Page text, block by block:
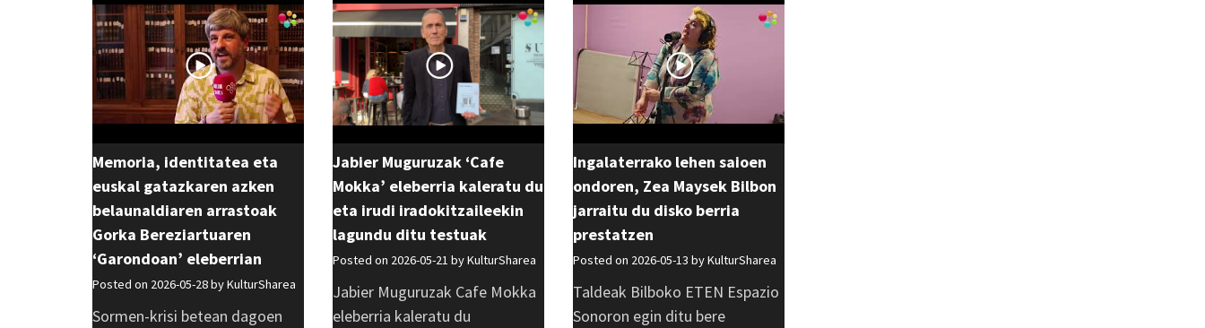
Memoria, identitatea eta
euskal gatazkaren azken
belaunaldiaren arrastoak
Gorka Bereziartuaren
‘Garondoan’ eleberrian
Posted on 2026-05-28 byKulturSharea
Sormen-krisi betean dagoen
Jabier Muguruzak ‘Cafe
Mokka’ eleberria kaleratu du
eta irudi iradokitzaileekin
lagundu ditu testuak
Posted on 2026-05-21 byKulturSharea
Jabier Muguruzak Cafe Mokka
eleberria kaleratu du
Ingalaterrako lehen saioen
ondoren, Zea Maysek Bilbon
jarraitu du disko berria
prestatzen
Posted on 2026-05-13 byKulturSharea
Taldeak Bilboko ETEN Espazio
Sonoron egin ditu bere